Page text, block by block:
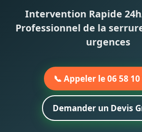
Intervention Rapide
Professionnel de la
urgences
📞 Appeler le 06 58 10
Demander un Devis